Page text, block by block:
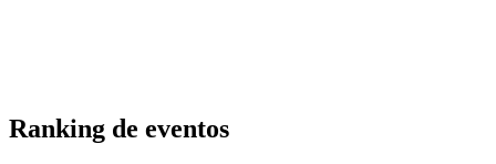
Ranking de eventos